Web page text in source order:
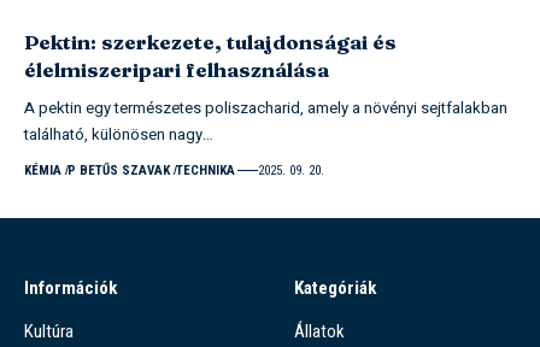
Pektin: szerkezete, tulajdonságai és
élelmiszeripari felhasználása
A pektin egy természetes poliszacharid, amely a növényi sejtfalakban
található, különösen nagy…
KÉMIA P BETŰS SZAVAK TECHNIKA 2025. 09. 20.
Információk
Kultúra
Kategóriák
Állatok